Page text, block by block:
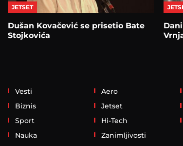
JETSET
Dušan Kovačević se prisetio Bate
Stojkovića
Vesti
Biznis
Sport
Nauka
Aero
Jetset
Hi-Tech
Zanimljivosti